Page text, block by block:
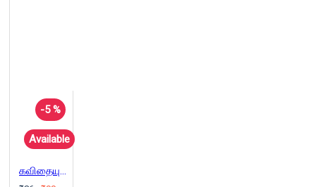
-5 %
Available
கவிதையும் கத்தரிக்காயும்